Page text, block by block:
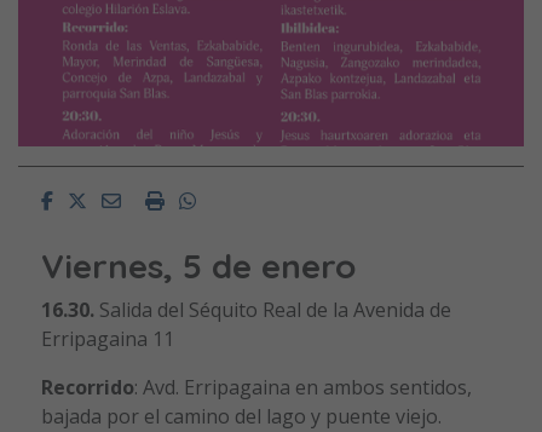
FacebookTwitterEmailImprimirWhatsapp
Viernes, 5 de enero
16.30. Salida del Séquito Real de la Avenida de
Erripagaina 11
Recorrido: Avd. Erripagaina en ambos sentidos,
bajada por el camino del lago y puente viejo.